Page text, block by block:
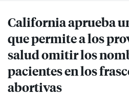
California aprueba
que permite a los
salud omitir los
pacientes en los
abortivas